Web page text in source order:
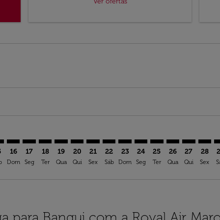
16
Dom
17
Seg
18
Ter
19
Qua
20
Qui
CPH–BGF: cmp-view-offers-
21
Sex
CPH–BGF: cmp-view-offers-
22
Sáb
CPH–BGF: cmp-view-
23
Dom
CPH–BGF: cmp-view-
24
Seg
CPH–BGF: cmp-
25
Ter
CPH–BGF:
26
Qua
27
Qui
28
Sex